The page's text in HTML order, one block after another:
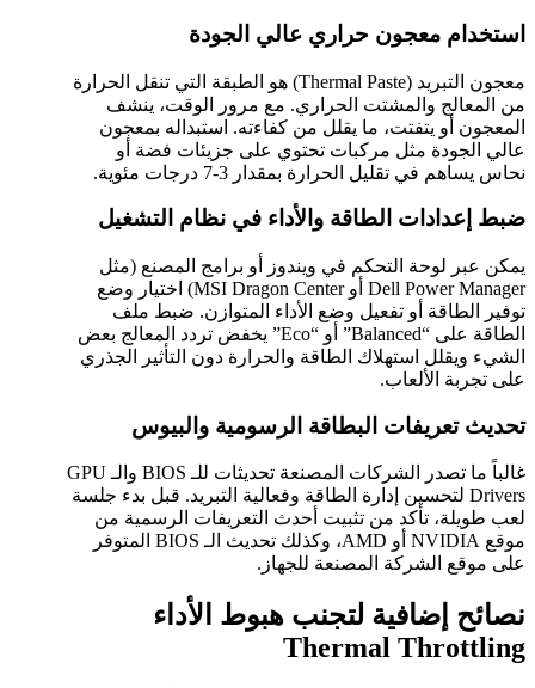
استخدام معجون حراري عالي الجودة
معجون التبريد (Thermal Paste) هو الطبقة التي تنقل الحرارة
من المعالج والمشتت الحراري. مع مرور الوقت، ينشف
المعجون أو يتفتت، ما يقلل من كفاءته. استبداله بمعجون
عالي الجودة مثل مركبات تحتوي على جزيئات فضة أو
نحاس يساهم في تقليل الحرارة بمقدار 3-7 درجات مئوية.
ضبط إعدادات الطاقة والأداء في نظام التشغيل
يمكن عبر لوحة التحكم في ويندوز أو برامج المصنع (مثل
Dell Power Manager أو MSI Dragon Center) اختيار وضع
توفير الطاقة أو تفعيل وضع الأداء المتوازن. ضبط ملف
الطاقة على “Balanced” أو “Eco” يخفض تردد المعالج بعض
الشيء ويقلل استهلاك الطاقة والحرارة دون التأثير الجذري
على تجربة الألعاب.
تحديث تعريفات البطاقة الرسومية والبيوس
غالباً ما تصدر الشركات المصنعة تحديثات للـ BIOS والـ GPU
Drivers لتحسين إدارة الطاقة وفعالية التبريد. قبل بدء جلسة
لعب طويلة، تأكد من تثبيت أحدث التعريفات الرسمية من
موقع NVIDIA أو AMD، وكذلك تحديث الـ BIOS المتوفر
على موقع الشركة المصنعة للجهاز.
نصائح إضافية لتجنب هبوط الأداء
Thermal Throttling